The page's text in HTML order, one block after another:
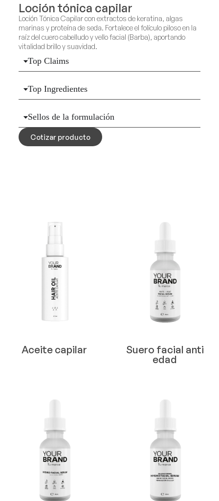
Loción tónica capilar
Loción Tónica Capilar con extractos de keratina, algas
marinas y proteína de seda. Fortalece el folículo piloso en la
raíz del cuero cabelludo y vello facial (Barba), aportando
vitalidad brillo y suavidad.
Top Claims
Top Ingredientes
Sellos de la formulación
Cotizar producto
Aceite capilar Suero facial anti
edad